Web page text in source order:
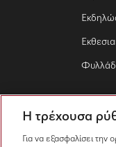
Η τρέχουσα
Για να εξασφαλίσει